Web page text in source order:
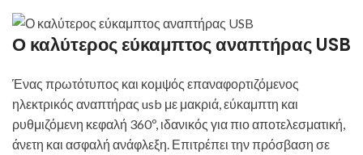
Ο καλύτερος εύκαμπτος αναπτήρας USB
Ένας πρωτότυπος και κομψός επαναφορτιζόμενος
ηλεκτρικός αναπτήρας usb με μακριά, εύκαμπτη και
ρυθμιζόμενη κεφαλή 360º, ιδανικός για πιο αποτελεσματική,
άνετη και ασφαλή ανάφλεξη. Επιτρέπει την πρόσβαση σε